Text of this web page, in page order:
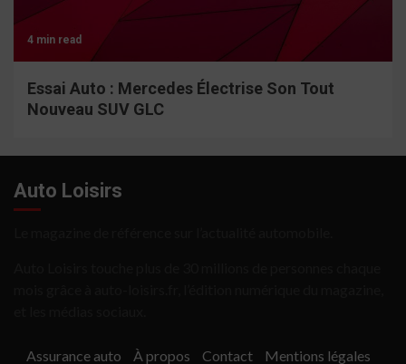
4 min read
Essai Auto : Mercedes Électrise Son Tout
Nouveau SUV GLC
Auto Loisirs
Assurance auto À propos Contact Mentions légales